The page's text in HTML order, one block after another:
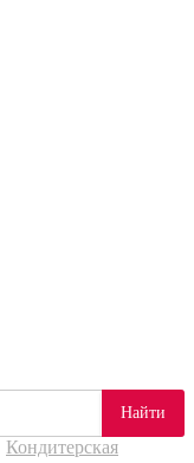
Найти
Кондитерская